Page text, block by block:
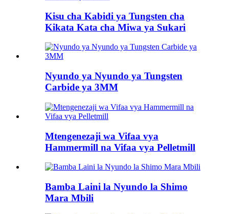
Kisu cha Kabidi ya Tungsten cha
Kikata Kata cha Miwa ya Sukari
Nyundo ya Nyundo ya Tungsten
Carbide ya 3MM
Mtengenezaji wa Vifaa vya
Hammermill na Vifaa vya Pelletmill
Bamba Laini la Nyundo la Shimo
Mara Mbili